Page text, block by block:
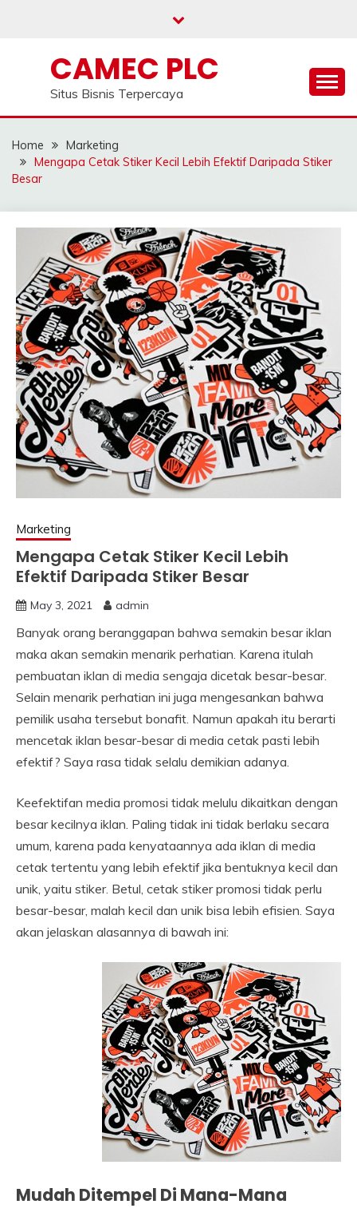
CAMEC PLC
Situs Bisnis Terpercaya
Home
Marketing
Mengapa Cetak Stiker Kecil Lebih Efektif Daripada Stiker
Besar
Marketing
Mengapa Cetak Stiker Kecil Lebih
Efektif Daripada Stiker Besar
May 3, 2021 admin
Banyak orang beranggapan bahwa semakin besar iklan
maka akan semakin menarik perhatian. Karena itulah
pembuatan iklan di media sengaja dicetak besar-besar.
Selain menarik perhatian ini juga mengesankan bahwa
pemilik usaha tersebut bonafit. Namun apakah itu berarti
mencetak iklan besar-besar di media cetak pasti lebih
efektif? Saya rasa tidak selalu demikian adanya.
Keefektifan media promosi tidak melulu dikaitkan dengan
besar kecilnya iklan. Paling tidak ini tidak berlaku secara
umum, karena pada kenyataannya ada iklan di media
cetak tertentu yang lebih efektif jika bentuknya kecil dan
unik, yaitu stiker. Betul, cetak stiker promosi tidak perlu
besar-besar, malah kecil dan unik bisa lebih efisien. Saya
akan jelaskan alasannya di bawah ini:
Mudah Ditempel Di Mana-Mana